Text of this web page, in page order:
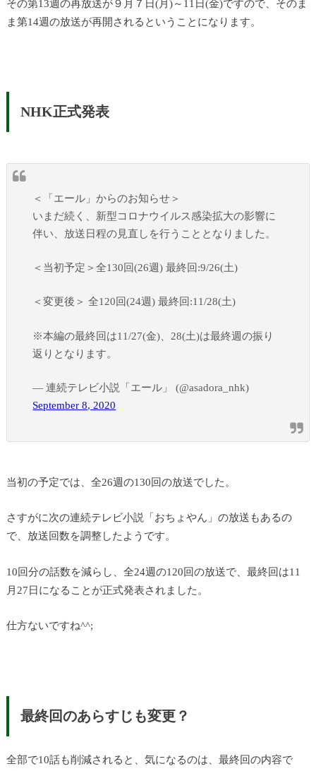
その第13週の再放送が９月７日(月)～11日(金)ですので、そのま
ま第14週の放送が再開されるということになります。
NHK正式発表
＜「エール」からのお知らせ＞
いまだ続く、新型コロナウイルス感染拡大の影響に
伴い、放送日程の見直しを行うこととなりました。
＜当初予定＞全130回(26週) 最終回:9/26(土)
＜変更後＞ 全120回(24週) 最終回:11/28(土)
※本編の最終回は11/27(金)、28(土)は最終週の振り
返りとなります。
— 連続テレビ小説「エール」 (@asadora_nhk)
September 8, 2020
当初の予定では、全26週の130回の放送でした。
さすがに次の連続テレビ小説「おちょやん」の放送もあるの
で、放送回数を調整したようです。
10回分の話数を減らし、全24週の120回の放送で、最終回は11
月27日になることが正式発表されました。
仕方ないですね^^;
最終回のあらすじも変更？
全部で10話も削減されると、気になるのは、最終回の内容で